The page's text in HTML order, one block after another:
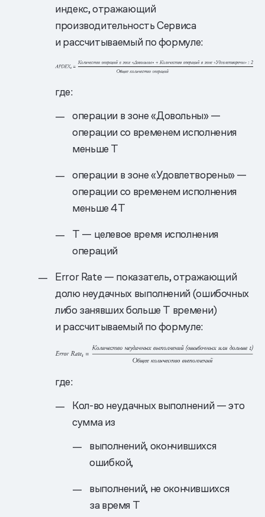
индекс, отражающий
производительность Сервиса
и рассчитываемый по формуле:
где:
операции в зоне «Довольны» —
операции со временем исполнения
меньше T
операции в зоне «Удовлетворены» —
операции со временем исполнения
меньше 4T
Т — целевое время исполнения
операций
Error Rate — показатель, отражающий
долю неудачных выполнений (ошибочных
либо занявших больше T времени)
и рассчитываемый по формуле:
где:
Кол-во неудачных выполнений — это
сумма из
выполнений, окончившихся
ошибкой,
выполнений, не окончившихся
за время T